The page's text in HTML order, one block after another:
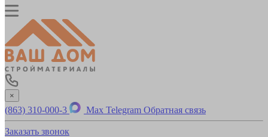
×
(863) 310-000-3 Max Telegram Обратная связь
Заказать звонок